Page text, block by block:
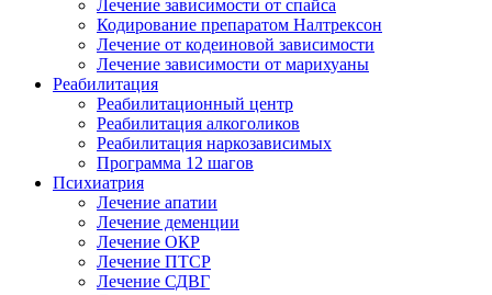
Лечение зависимости от спайса
Кодирование препаратом Налтрексон
Лечение от кодеиновой зависимости
Лечение зависимости от марихуаны
Реабилитация
Реабилитационный центр
Реабилитация алкоголиков
Реабилитация наркозависимых
Программа 12 шагов
Психиатрия
Лечение апатии
Лечение деменции
Лечение ОКР
Лечение ПТСР
Лечение СДВГ